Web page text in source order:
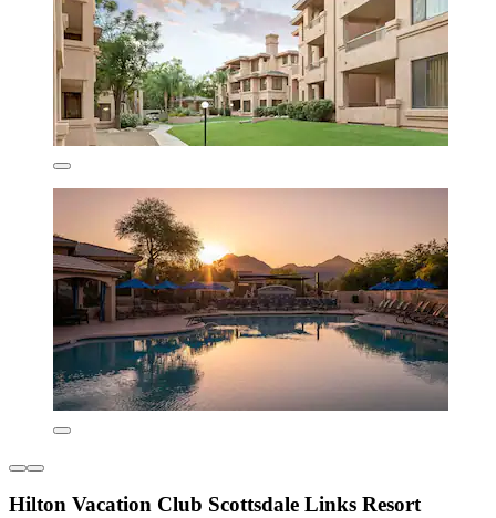
Hilton Vacation Club Scottsdale Links Resort